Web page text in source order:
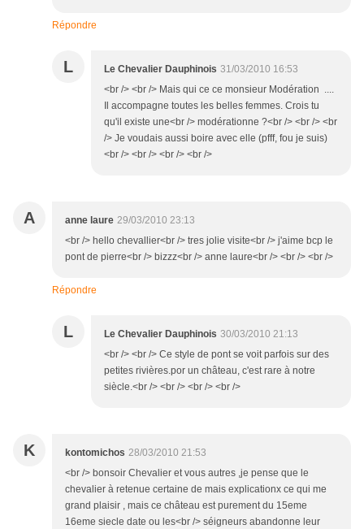
Répondre
L Le Chevalier Dauphinois 31/03/2010 16:53
<br /> <br /> Mais qui ce ce monsieur Modération ....
Il accompagne toutes les belles femmes. Crois tu
qu'il existe une<br /> modérationne ?<br /> <br /> <br
/> Je voudais aussi boire avec elle (pfff, fou je suis)
<br /> <br /> <br /> <br />
A anne laure 29/03/2010 23:13
<br /> hello chevallier<br /> tres jolie visite<br /> j'aime bcp le
pont de pierre<br /> bizzz<br /> anne laure<br /> <br /> <br />
Répondre
L Le Chevalier Dauphinois 30/03/2010 21:13
<br /> <br /> Ce style de pont se voit parfois sur des
petites rivières.por un château, c'est rare à notre
siècle.<br /> <br /> <br /> <br />
K kontomichos 28/03/2010 21:53
<br /> bonsoir Chevalier et vous autres ,je pense que le
chevalier à retenue certaine de mais explicationx ce qui me
grand plaisir , mais ce château est purement du 15eme
16eme siecle date ou les<br /> séigneurs abandonne leur